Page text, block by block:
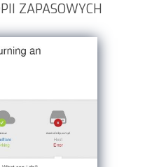
ZAPASOWYCH